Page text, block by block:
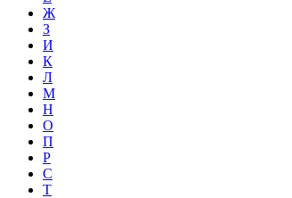
Ж
З
И
К
Л
М
Н
О
П
Р
С
Т